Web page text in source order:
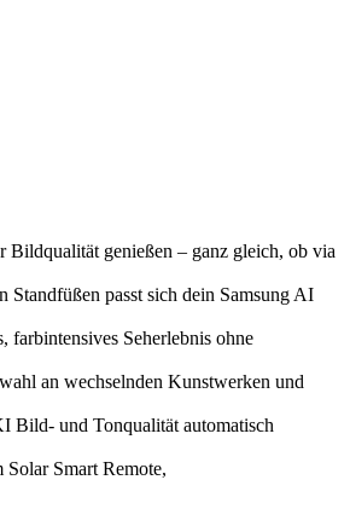
genießen – ganz gleich, ob via
passt sich dein Samsung AI
Seherlebnis ohne
an wechselnden Kunstwerken und
und Tonqualität automatisch
Smart Remote,